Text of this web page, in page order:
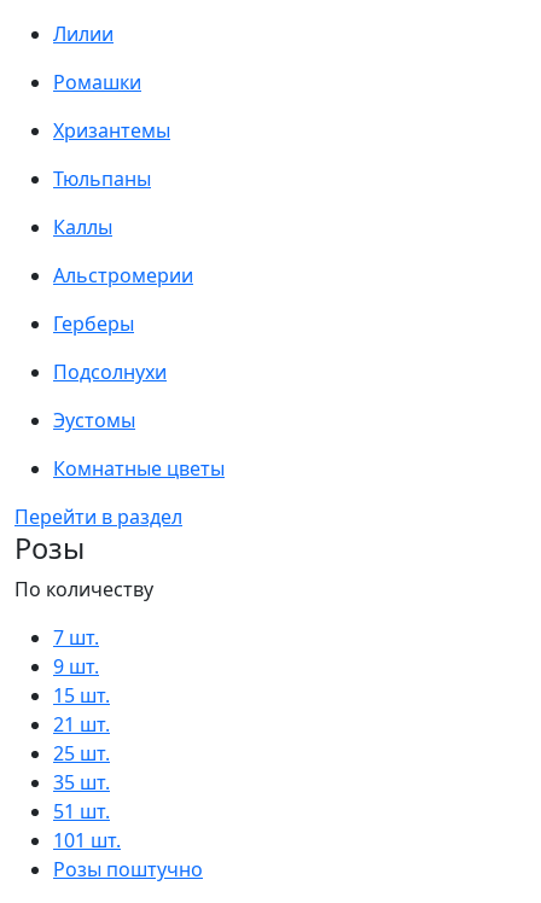
Лилии
Ромашки
Хризантемы
Тюльпаны
Каллы
Альстромерии
Герберы
Подсолнухи
Эустомы
Комнатные цветы
Перейти в раздел
Розы
По количеству
7 шт.
9 шт.
15 шт.
21 шт.
25 шт.
35 шт.
51 шт.
101 шт.
Розы поштучно